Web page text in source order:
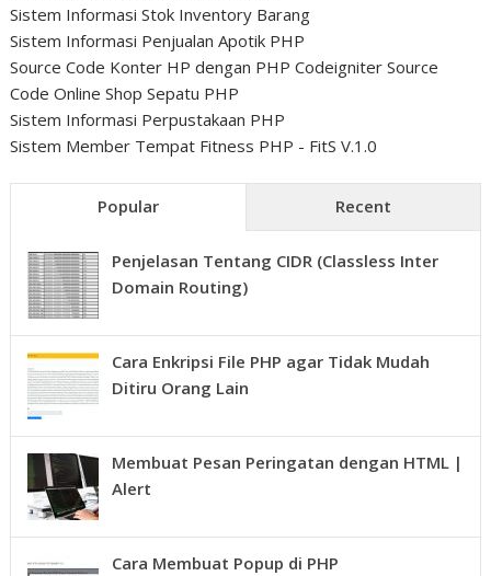
Sistem Informasi Stok Inventory Barang
Sistem Informasi Penjualan Apotik PHP
Source Code Konter HP dengan PHP Codeigniter Source
Code Online Shop Sepatu PHP
Sistem Informasi Perpustakaan PHP
Sistem Member Tempat Fitness PHP - FitS V.1.0
Popular Recent
Penjelasan Tentang CIDR (Classless Inter
Domain Routing)
Cara Enkripsi File PHP agar Tidak Mudah
Ditiru Orang Lain
Membuat Pesan Peringatan dengan HTML |
Alert
Cara Membuat Popup di PHP